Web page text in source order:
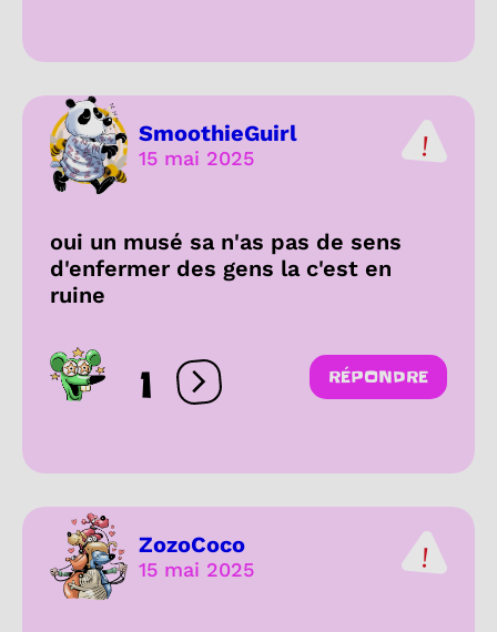
SmoothieGuirl
15 mai 2025
oui un musé sa n'as pas de sens
d'enfermer des gens la c'est en
ruine
1 Ouvrir les réactions
RÉPONDRE
ZozoCoco
15 mai 2025